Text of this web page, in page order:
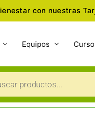
con nuestras
Equipos